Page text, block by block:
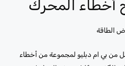
المحرك
الطاقة
من بي ام دبليو لمجموعة من أخطاء